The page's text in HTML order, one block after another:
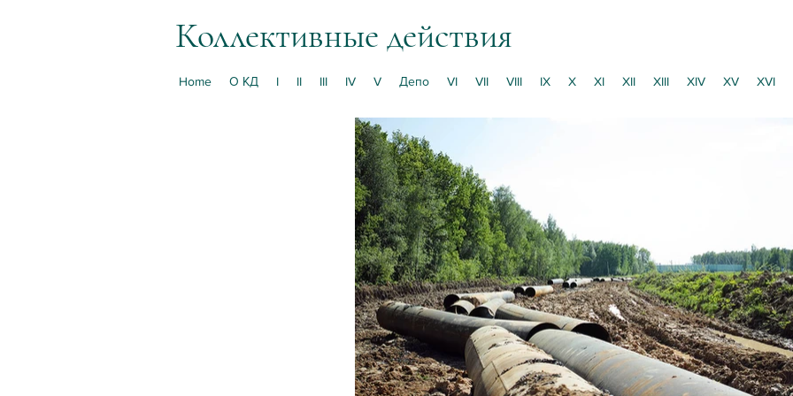
Коллективные действия
Home О КД I II III IV V Депо VI VII VIII IX X XI XII XIII XIV XV XVI